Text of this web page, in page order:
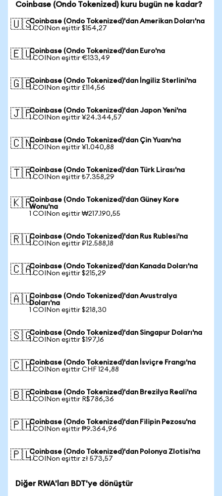
Coinbase (Ondo Tokenized) kuru bugün ne kadar?
🇺🇸Coinbase (Ondo Tokenized)'dan Amerikan Doları'na
1 COINon eşittir $154,27
🇪🇺Coinbase (Ondo Tokenized)'dan Euro'na
1 COINon eşittir €133,49
🇬🇧Coinbase (Ondo Tokenized)'dan İngiliz Sterlini'na
1 COINon eşittir £114,56
🇯🇵Coinbase (Ondo Tokenized)'dan Japon Yeni'na
1 COINon eşittir ¥24.344,57
🇨🇳Coinbase (Ondo Tokenized)'dan Çin Yuanı'na
1 COINon eşittir ¥1.040,88
🇹🇷Coinbase (Ondo Tokenized)'dan Türk Lirası'na
1 COINon eşittir ₺7.358,29
🇰🇷Coinbase (Ondo Tokenized)'dan Güney Kore
Wonu'na
1 COINon eşittir ₩217.190,55
🇷🇺Coinbase (Ondo Tokenized)'dan Rus Rublesi'na
1 COINon eşittir ₽12.588,18
🇨🇦Coinbase (Ondo Tokenized)'dan Kanada Doları'na
1 COINon eşittir $215,29
🇦🇺Coinbase (Ondo Tokenized)'dan Avustralya
Doları'na
1 COINon eşittir $218,30
🇸🇬Coinbase (Ondo Tokenized)'dan Singapur Doları'na
1 COINon eşittir $197,16
🇨🇭Coinbase (Ondo Tokenized)'dan İsviçre Frangı'na
1 COINon eşittir CHF 124,88
🇧🇷Coinbase (Ondo Tokenized)'dan Brezilya Reali'na
1 COINon eşittir R$786,36
🇵🇭Coinbase (Ondo Tokenized)'dan Filipin Pezosu'na
1 COINon eşittir ₱9.364,96
🇵🇱Coinbase (Ondo Tokenized)'dan Polonya Zlotisi'na
1 COINon eşittir zł 573,57
Diğer RWA'ları BDT'ye dönüştür